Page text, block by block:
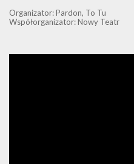
Organizator: Pardon, To Tu
Współorganizator: Nowy Teatr